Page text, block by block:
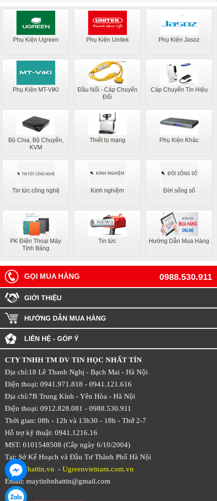
Phụ Kiện Ugreen Phụ Kiện Unitek Phụ Kiện Jasoz
Phụ Kiện MT-VIKI
Đầu Nối - Cáp Chuyển
Đổi
Cáp Chuyển Tín Hiệu
Bộ Chia, Bộ Chuyển,
KVM
Thiết bị mạng Phụ Kiện Khác
Tin tức công nghệ Kinh nghiệm Đời sống số
PK Điện Thoại Máy
Tính Bảng
Tin tức Hướng Dẫn Mua Hàng
0988.530.911
GỌI MUA HÀNG
GIỚI THIỆU
HƯỚNG DẪN MUA HÀNG
LIÊN HỆ - GÓP Ý
CTY TNHH TM DV TIN HỌC NHẤT TÍN
Địa chỉ:18 Lê Thanh Nghị - Bạch Mai - Hà Nội
Điện thoại: 0941.971.818 - 0941.121.616
Địa chỉ:7B Trung Kính - Yên Hòa - Hà Nội
Điện thoại: 0912.828.081 - 0988.530.911
Thời gian: 08h - 12h và 13h30 - 18h - Thứ 2-7
Hỗ trợ kỹ thuật: 0941.1216.16
MST: 0101548508 (Cấp ngày 6/10/2004)
Tại: Sở Kế Hoạch và Đầu Tư Thành Phố Hà Nội
Web:Nhattin.vn - Ugreenvietnam.com.vn
Email: maytinhnhattin@gmail.com